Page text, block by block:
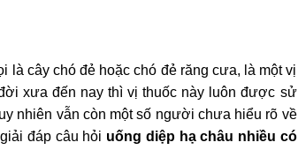
là cây chó đẻ hoặc chó đẻ răng cưa, là một vị
xưa đến nay thì vị thuốc này luôn được sử
nhiên vẫn còn một số người chưa hiểu rõ về
đáp câu hỏi uống diệp hạ châu nhiều có